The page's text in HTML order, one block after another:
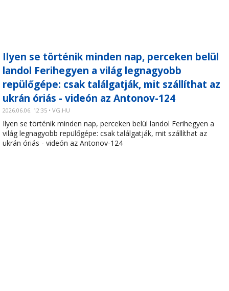
Ilyen se történik minden nap, perceken belül
landol Ferihegyen a világ legnagyobb
repülőgépe: csak találgatják, mit szállíthat az
ukrán óriás - videón az Antonov-124
2026.06.06. 12:35 • VG.HU
Ilyen se történik minden nap, perceken belül landol Ferihegyen a
világ legnagyobb repülőgépe: csak találgatják, mit szállíthat az
ukrán óriás - videón az Antonov-124